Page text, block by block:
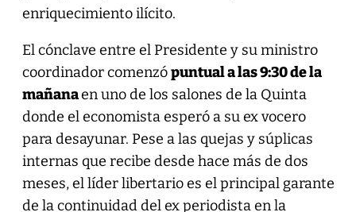
enriquecimiento ilícito.
El cónclave entre el Presidente y su ministro
coordinador comenzópuntual a las 9:30 de la
mañanaen uno de los salones de la Quinta
donde el economista esperó a su ex vocero
para desayunar. Pese a las quejas y súplicas
internas que recibe desde hace más de dos
meses, el líder libertario es el principal garante
de la continuidad del ex periodista en la